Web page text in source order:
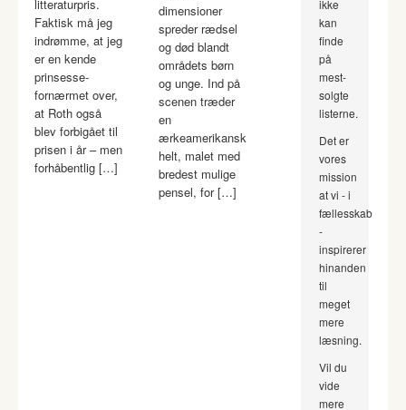
litteraturpris.
Faktisk må jeg
indrømme, at jeg
er en kende
prinsesse-
fornærmet over,
at Roth også
blev forbigået til
prisen i år – men
forhåbentlig […]
dimensioner
spreder rædsel
og død blandt
områdets børn
og unge. Ind på
scenen træder
en
ærkeamerikansk
helt, malet med
bredest mulige
pensel, for […]
ikke
kan
finde
på
mest-
solgte
listerne.
Det er
vores
mission
at vi - i
fællesskab
-
inspirerer
hinanden
til
meget
mere
læsning.
Vil du
vide
mere